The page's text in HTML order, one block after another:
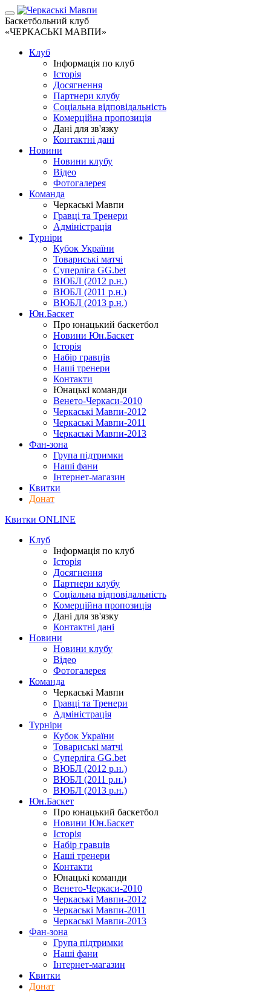
Баскетбольний клуб
«ЧЕРКАСЬКІ МАВПИ»
Клуб
Інформація по клуб
Історія
Досягнення
Партнери клубу
Соціальна відповідальність
Комерційна пропозиція
Дані для зв'язку
Контактні дані
Новини
Новини клубу
Відео
Фотогалерея
Команда
Черкаські Мавпи
Гравці та Тренери
Адміністрація
Турніри
Кубок України
Товариські матчі
Суперліга GG.bet
ВЮБЛ (2012 р.н.)
ВЮБЛ (2011 р.н.)
ВЮБЛ (2013 р.н.)
Юн.Баскет
Про юнацький баскетбол
Новини Юн.Баскет
Історія
Набір гравців
Наші тренери
Контакти
Юнацькі команди
Венето-Черкаси-2010
Черкаські Мавпи-2012
Черкаські Мавпи-2011
Черкаські Мавпи-2013
Фан-зона
Група підтримки
Наші фани
Інтернет-магазин
Квитки
Донат
Квитки ONLINE
Клуб
Інформація по клуб
Історія
Досягнення
Партнери клубу
Соціальна відповідальність
Комерційна пропозиція
Дані для зв'язку
Контактні дані
Новини
Новини клубу
Відео
Фотогалерея
Команда
Черкаські Мавпи
Гравці та Тренери
Адміністрація
Турніри
Кубок України
Товариські матчі
Суперліга GG.bet
ВЮБЛ (2012 р.н.)
ВЮБЛ (2011 р.н.)
ВЮБЛ (2013 р.н.)
Юн.Баскет
Про юнацький баскетбол
Новини Юн.Баскет
Історія
Набір гравців
Наші тренери
Контакти
Юнацькі команди
Венето-Черкаси-2010
Черкаські Мавпи-2012
Черкаські Мавпи-2011
Черкаські Мавпи-2013
Фан-зона
Група підтримки
Наші фани
Інтернет-магазин
Квитки
Донат